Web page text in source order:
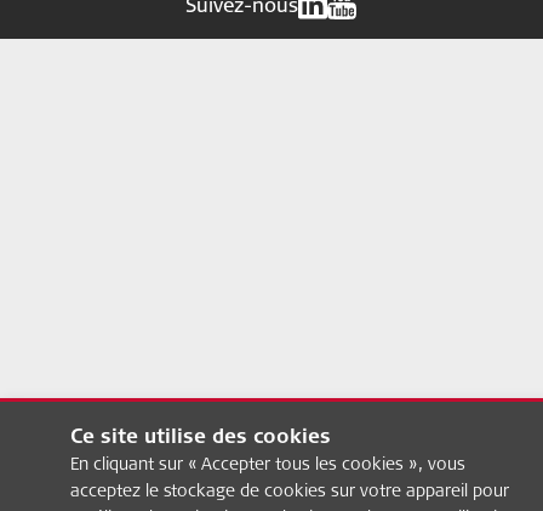
Ce site utilise des cookies
En cliquant sur « Accepter tous les cookies », vous
acceptez le stockage de cookies sur votre appareil pour